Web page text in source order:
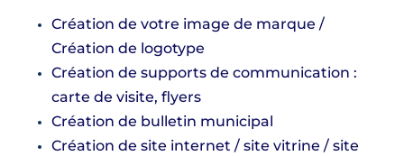
Création de votre image de marque /
Création de logotype
Création de supports de communication :
carte de visite, flyers
Création de bulletin municipal
Création de site internet / site vitrine / site